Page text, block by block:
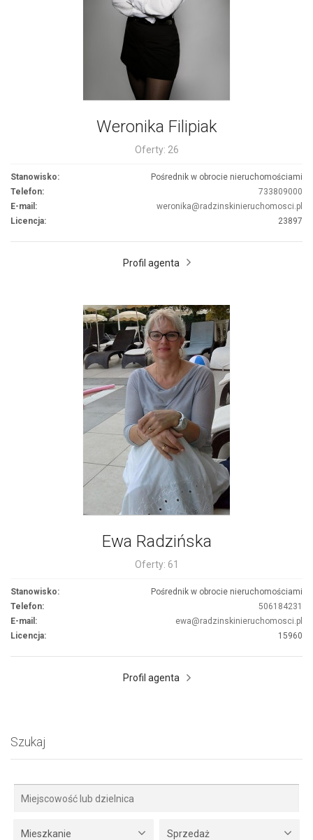
Weronika Filipiak
Oferty: 26
Stanowisko:
Pośrednik w obrocie nieruchomościami
Telefon:
733809000
E-mail:
weronika@radzinskinieruchomosci.pl
Licencja:
23897
Profil agenta
Ewa Radzińska
Oferty: 61
Stanowisko:
Pośrednik w obrocie nieruchomościami
Telefon:
506184231
E-mail:
ewa@radzinskinieruchomosci.pl
Licencja:
15960
Profil agenta
Szukaj
Mieszkanie Sprzedaż